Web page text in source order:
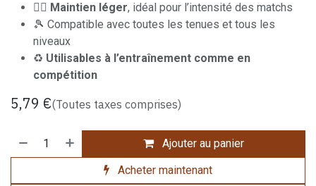
🏃‍♂️ Maintien léger, idéal pour l’intensité des matchs
🎾 Compatible avec toutes les tenues et tous les
niveaux
♻️ Utilisables à l’entraînement comme en
compétition
5,79 €(Toutes taxes comprises)
Ajouter au panier
Acheter maintenant